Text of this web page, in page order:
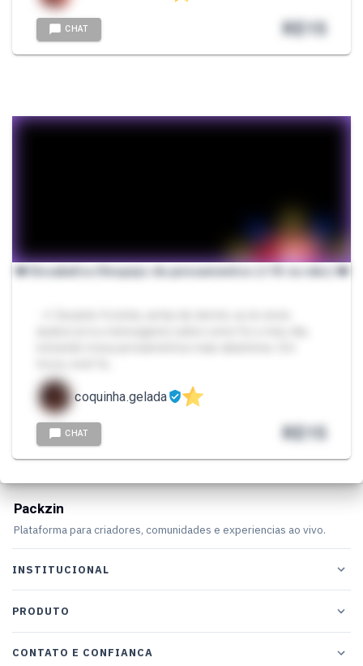
CHAT R$15
❤️ Desabafos/Despejo de pensamentos (+18 ou não) ❤️
coquinha.gelada
CHAT R$15
Packzin
Plataforma para criadores, comunidades e experiencias ao vivo.
INSTITUCIONAL
PRODUTO
CONTATO E CONFIANCA